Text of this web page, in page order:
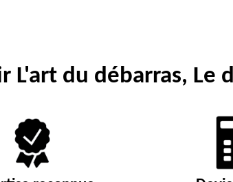
L'art du débarras, Le